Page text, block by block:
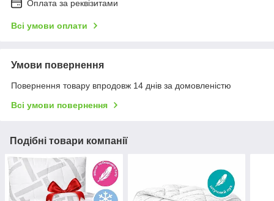
Оплата за реквізитами
Всі умови оплати
Умови повернення
Повернення товару впродовж 14 днів за домовленістю
Всі умови повернення
Подібні товари компанії